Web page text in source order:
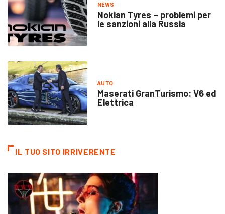
NEWS
Nokian Tyres – problemi per
le sanzioni alla Russia
AUTO
Maserati GranTurismo: V6 ed
Elettrica
IL TUO SITO IRRIVERENTE